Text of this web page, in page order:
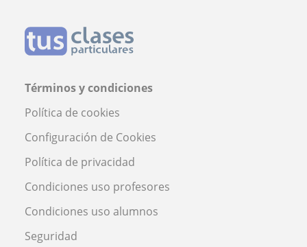
Términos y condiciones
Política de cookies
Configuración de Cookies
Política de privacidad
Condiciones uso profesores
Condiciones uso alumnos
Seguridad